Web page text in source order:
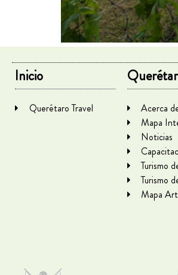
Inicio
Querétaro Travel
Acerca
Mapa
Noticias
Turismo
Turismo
Mapa